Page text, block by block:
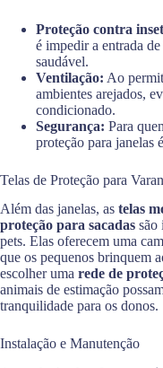
Proteção contra
é impedir a entrada
saudável.
Ventilação: Ao
ambientes arejados,
condicionado.
Segurança: Para
proteção para janelas
Telas de Proteção para
Além das janelas, as telas
proteção para sacadas são
pets. Elas oferecem uma
que os pequenos brinquem
escolher uma rede de
animais de estimação
tranquilidade para os donos.
Instalação e Manutenção